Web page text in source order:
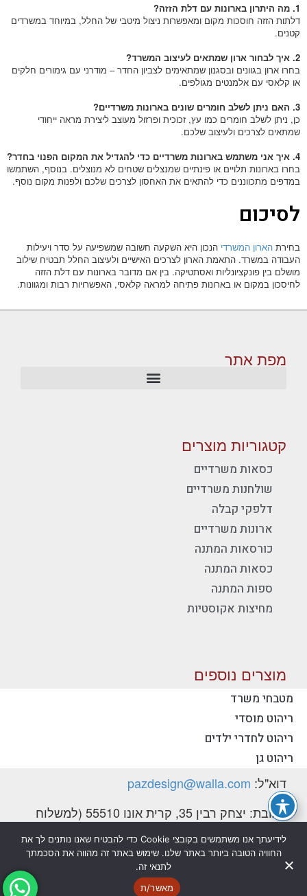
1. מה היתרון בארונות עם דלת הזזה?
דלתות הזזה חוסכות מקום ומאפשרות ניצול מיטבי של החלל, במיוחד במשרדים
קטנים.
2. איך לבחור ארון שמתאים לעיצוב המשרד?
בחרו ארון בגוונים ובסגנון שמתאימים לצביון החדר – מודרני עם גימורים חלקים
או קלאסי עם אלמנטים מגולפים.
3. האם ניתן לשלב חומרים שונים בארונות משרדיים?
כן, ניתן לשלב חומרים כמו עץ, זכוכית ופרזול מעוצב ליצירת מראה ייחודי
שמתאים לצרכים ולעיצוב שלכם.
4. איך אני משתמש בארונות משרדיים כדי להגדיל את המקום הפנוי בחדר?
בחרו בארונות תלויים או פינתיים שמנצלים שטחים לא מנוצלים. בנוסף, השתמשו
במדפים מתכווננים כדי להתאים את האחסון לצרכים שלכם ולפנות מקום נוסף.
לסיכום
בחירת הארון המשרדי הנכון היא השקעה חשובה שמשפיעה על סדר ויעילות
העבודה במשרד. התאמת הארון לצרכים האישיים ולעיצוב החלל תבטיח שילוב
מושלם בין פונקציונליות ואסתטיקה. בין אם מדובר בארונות עם דלת הזזה
לחיסכון במקום או בארונות פתיחה למראה קלאסי, האפשרויות רבות ומגוונות.
מפת אתר
קטגוריות מוצרים
כסאות משרדיים
שולחנות משרדיים
דלפקי קבלה
ארונות משרדיים
כורסאות המתנה
כסאות המתנה
ספות המתנה
מחיצות אקוסטיות
מוצרים נוספים
מטבחי משרד
ריהוט מוסדי
ריהוט לחדרי ילדים
ריהוט גן
יצירת קשר - פז ריהוט משרדי
טלפון:
דוא"ל: pazdesign@walla.com
כתובת: יצחק רבין 35, קרית אונו 55510 (למשלוח
מדיניות פרטיות
הצהרת נגישות
@ כל הזכויות שמורות לפז ריהוט משרדי בע"מ
לידיעתך אנו משתמשים בקובצי Cookie כדי להבטיח שאנו נותנים לך את
החוויה הטובה ביותר באתר שלנו. שימוש באתר זה מהווה את הסכמתך
לתנאי זה.
מאשר/ת